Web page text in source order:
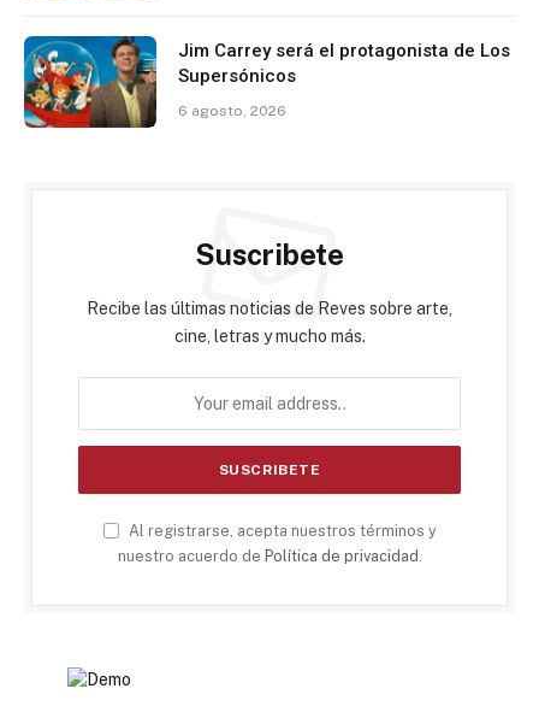
Jim Carrey será el protagonista de Los
Supersónicos
6 agosto, 2026
Suscribete
Recibe las últimas noticias de Reves sobre arte,
cine, letras y mucho más.
Al registrarse, acepta nuestros términos y
nuestro acuerdo de Política de privacidad